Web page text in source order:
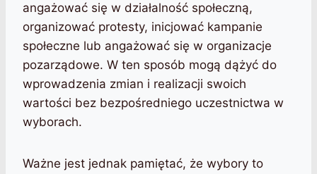
angażować się w działalność społeczną,
organizować protesty, inicjować kampanie
społeczne lub angażować się w organizacje
pozarządowe. W ten sposób mogą dążyć do
wprowadzenia zmian i realizacji swoich
wartości bez bezpośredniego uczestnictwa w
wyborach.
Ważne jest jednak pamiętać, że wybory to